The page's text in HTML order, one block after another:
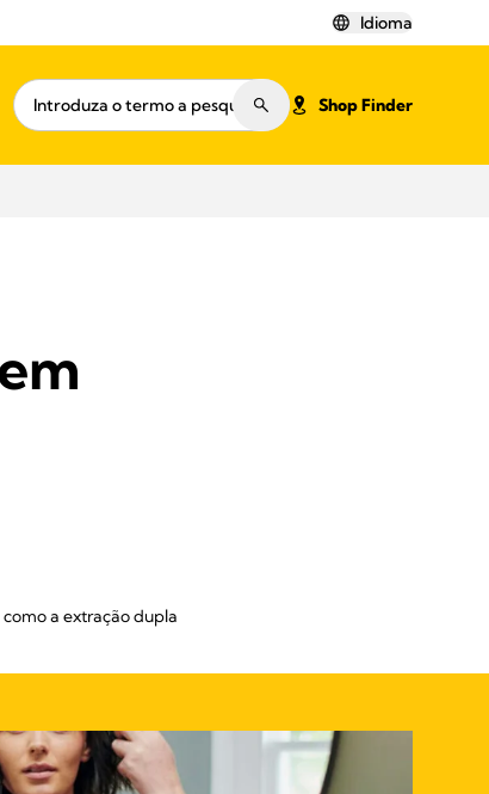
Idioma
Shop Finder
a extração dupla